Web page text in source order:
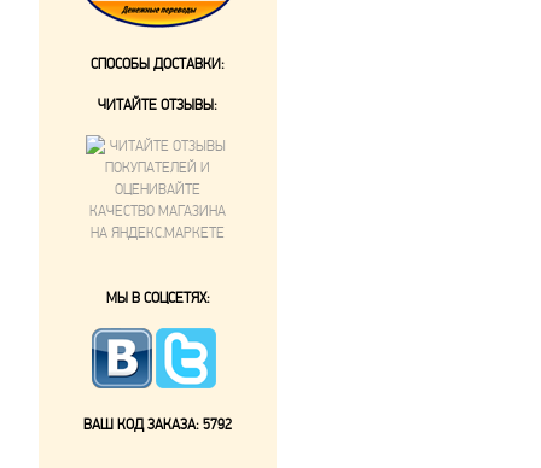
СПОСОБЫ ДОСТАВКИ:
ЧИТАЙТЕ ОТЗЫВЫ:
МЫ В СОЦСЕТЯХ:
ВАШ КОД ЗАКАЗА: 5792